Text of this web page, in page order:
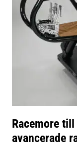
Racemore
avancerade